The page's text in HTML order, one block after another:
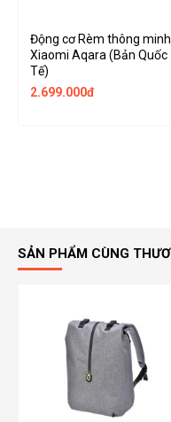
Động cơ Rèm thông minh
Xiaomi Aqara (Bản Quốc
Tế)
2.699.000đ
SẢN PHẨM CÙNG